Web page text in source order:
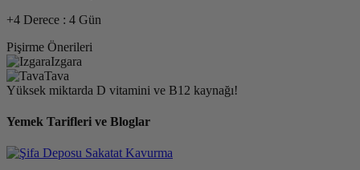
+4 Derece : 4 Gün
Pişirme Önerileri
Izgara
Tava
Yüksek miktarda D vitamini ve B12 kaynağı!
Yemek Tarifleri ve Bloglar